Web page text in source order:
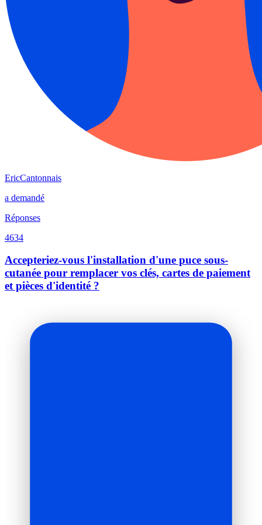
EricCantonnais
a demandé
Réponses
4634
Accepteriez-vous l'installation d'une puce sous-
cutanée pour remplacer vos clés, cartes de paiement
et pièces d'identité ?